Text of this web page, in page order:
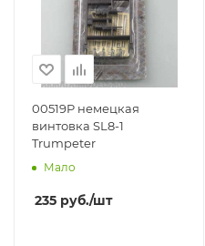
00519P немецкая
винтовка SL8-1
Trumpeter
Мало
235 руб./шт